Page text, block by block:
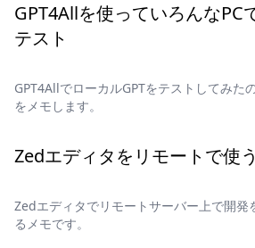
GPT4Allを使っていろんなPC
テスト
GPT4AllでローカルGPTをテストしてみた
をメモします。
Zedエディタをリモートで使
Zedエディタでリモートサーバー上で開発
るメモです。